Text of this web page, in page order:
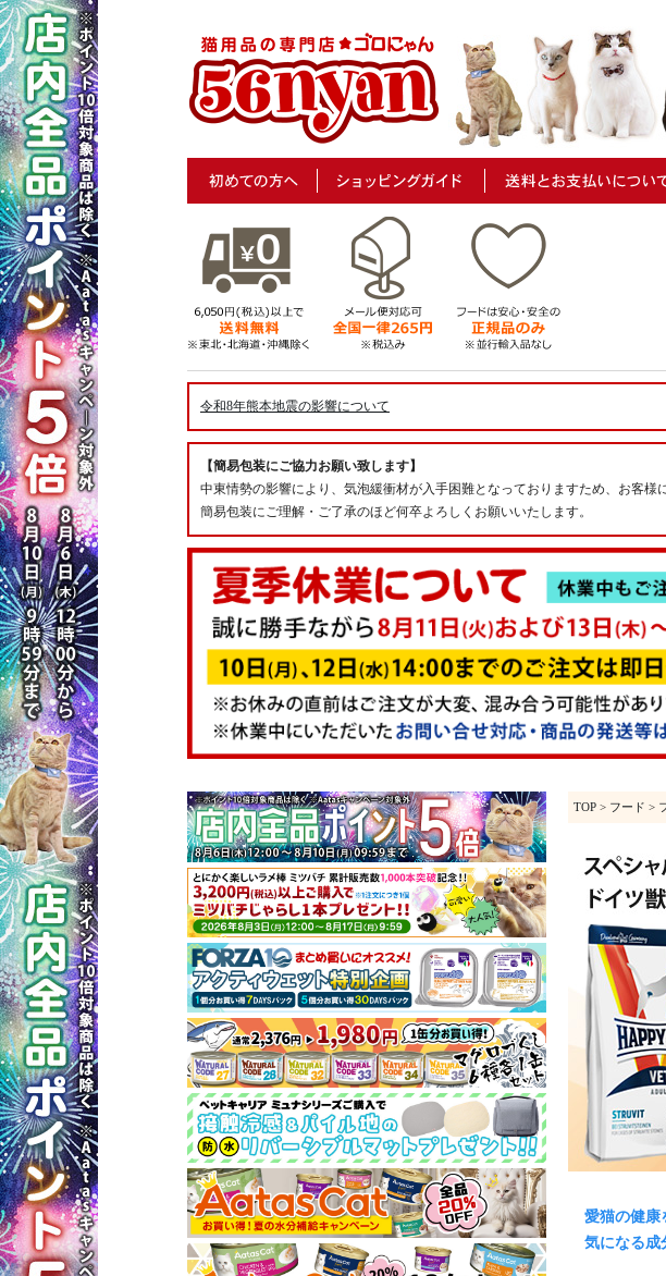
令和8年熊本地震の影響について
【簡易包装にご協力お願い致します】
中東情勢の影響により、気泡緩衝材が入手困難となっておりますため、お客様
簡易包装にご理解・ご了承のほど何卒よろしくお願いいたします。
TOP > フード >
愛猫の健康
気になる成